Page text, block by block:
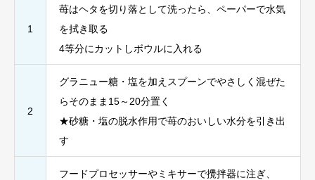
1
苺はヘタを切り落として洗ったら、ペーパーで水気
を拭き取る
4等分にカットしボウルに入れる
2
グラニュー糖・塩を加えスプーンでやさしく混ぜた
らそのまま15～20分置く
★砂糖・塩の脱水作用で苺のおいしい水分を引き出
す
フードプロセッサーやミキサーで攪拌器に注ぎ、